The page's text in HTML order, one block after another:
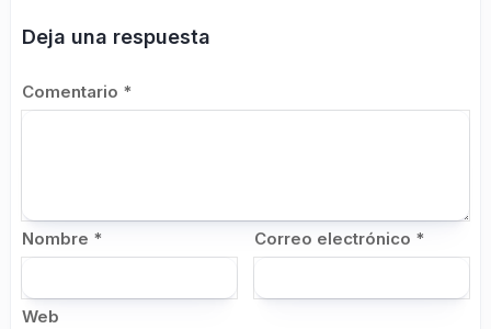
Deja una respuesta
Comentario *
Nombre * Correo electrónico *
Web